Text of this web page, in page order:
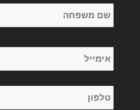
פרטי
משפחה
אימייל
*
טלפון